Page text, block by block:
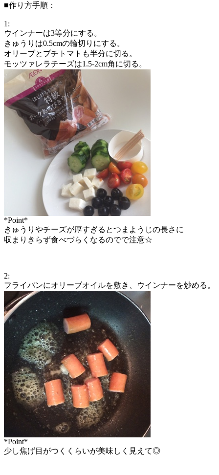
■作り方手順：
1:
ウインナーは3等分にする。
きゅうりは0.5cmの輪切りにする。
オリーブとプチトマトも半分に切る。
モッツァレラチーズは1.5-2cm角に切る。
*Point*
きゅうりやチーズが厚すぎるとつまようじの長さに
収まりきらず食べづらくなるのでで注意☆
2:
フライパンにオリーブオイルを敷き、ウインナーを炒める。
*Point*
少し焦げ目がつくくらいが美味しく見えて◎